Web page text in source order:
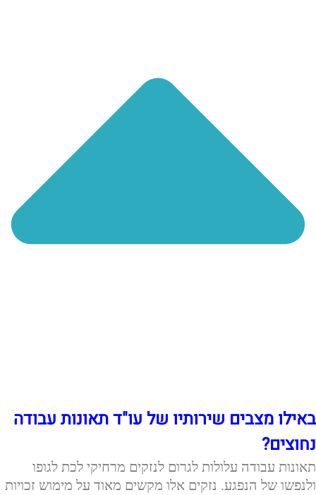
באילו מצבים שירותיו של עו"ד תאונות עבודה
נחוצים?
תאונות עבודה עלולות לגרום לנזקים מרחיקי לכת לגופו
ולנפשו של הנפגע. נזקים אלו מקשים מאוד על מימוש זכויות